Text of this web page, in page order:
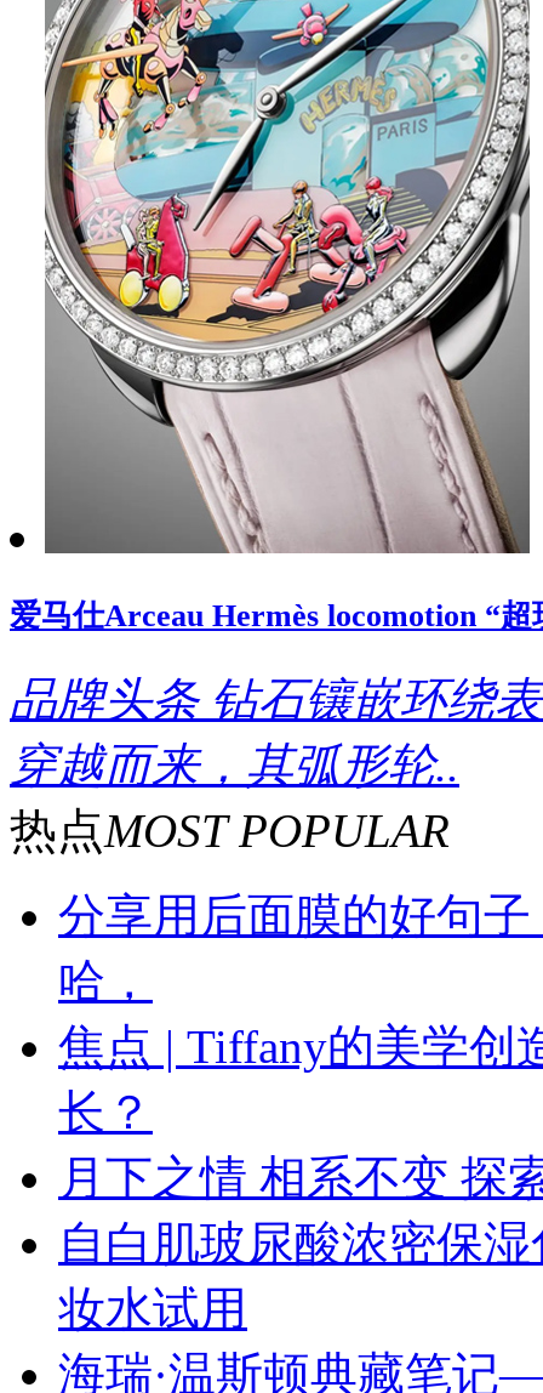
爱马仕Arceau Hermès locomotion “
品牌头条 钻石镶嵌环绕
穿越而来，其弧形轮..
热点MOST POPULAR
分享用后面膜的好句
哈，
焦点 | Tiffany的美学创
长？
月下之情 相系不变 探
自白肌玻尿酸浓密保
妆水试用
海瑞·温斯顿典藏笔记